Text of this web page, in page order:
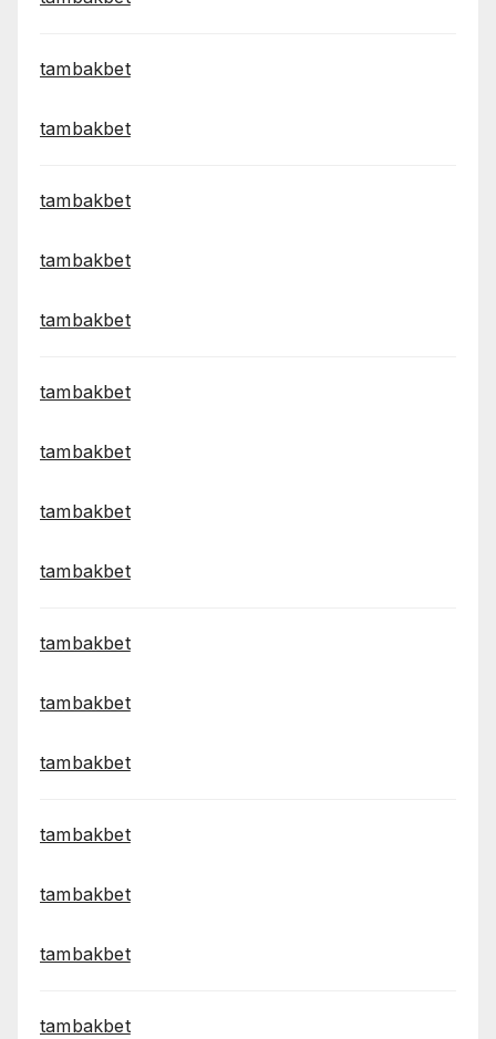
tambakbet
tambakbet
tambakbet
tambakbet
tambakbet
tambakbet
tambakbet
tambakbet
tambakbet
tambakbet
tambakbet
tambakbet
tambakbet
tambakbet
tambakbet
tambakbet